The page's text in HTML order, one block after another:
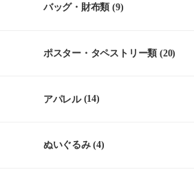
バッグ・財布類 (9)
ポスター・タペストリー類 (20)
アパレル(14)
ぬいぐるみ(4)